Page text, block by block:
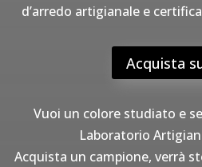
d’arredo artigianale e
Acquista
Vuoi un colore studiato e
Laboratorio
Acquista un campione, verrà